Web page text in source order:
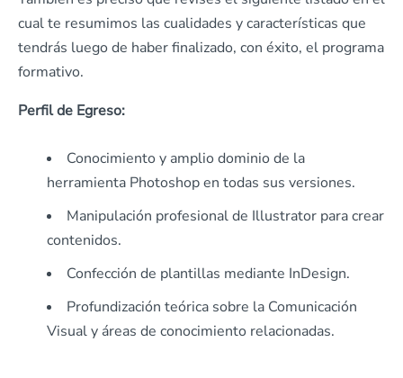
cual te resumimos las cualidades y características que
tendrás luego de haber finalizado, con éxito, el programa
formativo.
Perfil de Egreso:
Conocimiento y amplio dominio de la
herramienta Photoshop en todas sus versiones.
Manipulación profesional de Illustrator para crear
contenidos.
Confección de plantillas mediante InDesign.
Profundización teórica sobre la Comunicación
Visual y áreas de conocimiento relacionadas.